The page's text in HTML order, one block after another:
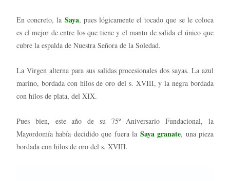
En concreto, la Saya, pues lógicamente el tocado que se le coloca
es el mejor de entre los que tiene y el manto de salida el único que
cubre la espalda de Nuestra Señora de la Soledad.
La Virgen alterna para sus salidas procesionales dos sayas. La azul
marino, bordada con hilos de oro del s. XVIII, y la negra bordada
con hilos de plata, del XIX.
Pues bien, este año de su 75º Aniversario Fundacional, la
Mayordomía había decidido que fuera la Saya granate, una pieza
bordada con hilos de oro del s. XVIII.